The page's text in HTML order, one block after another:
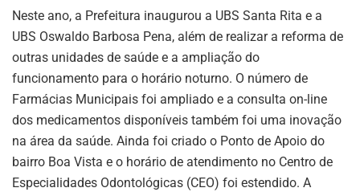
Neste ano, a Prefeitura inaugurou a UBS Santa Rita e a
UBS Oswaldo Barbosa Pena, além de realizar a reforma de
outras unidades de saúde e a ampliação do
funcionamento para o horário noturno. O número de
Farmácias Municipais foi ampliado e a consulta on-line
dos medicamentos disponíveis também foi uma inovação
na área da saúde. Ainda foi criado o Ponto de Apoio do
bairro Boa Vista e o horário de atendimento no Centro de
Especialidades Odontológicas (CEO) foi estendido. A